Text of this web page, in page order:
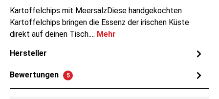
Kartoffelchips mit MeersalzDiese handgekochten
Kartoffelchips bringen die Essenz der irischen Küste
direkt auf deinen Tisch.… Mehr
Hersteller
Bewertungen 5